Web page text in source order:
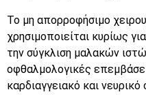
Το μη απορροφήσιμο
χρησιμοποιείται κυρίως
την σύγκλιση μαλακών
οφθαλμολογικές
καρδιαγγειακό και νευρικό